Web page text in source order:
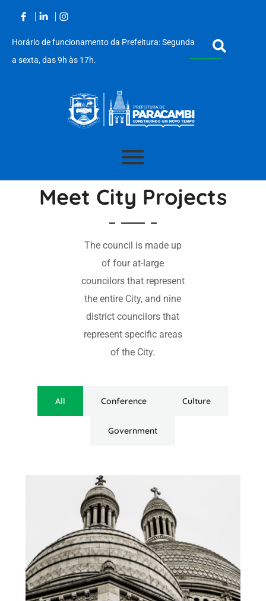
Horário de funcionamento da Prefeitura: Segunda
a sexta, das 9h às 17h.
o
Meet City Projects
The council is made up
of four at-large
councilors that represent
the entire City, and nine
district councilors that
represent specific areas
of the City.
All Conference Culture
Government